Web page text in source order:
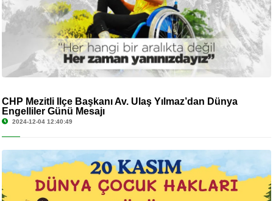
CHP Mezitli İlçe Başkanı Av. Ulaş Yılmaz’dan Dünya
Engelliler Günü Mesajı
2024-12-04 12:40:49